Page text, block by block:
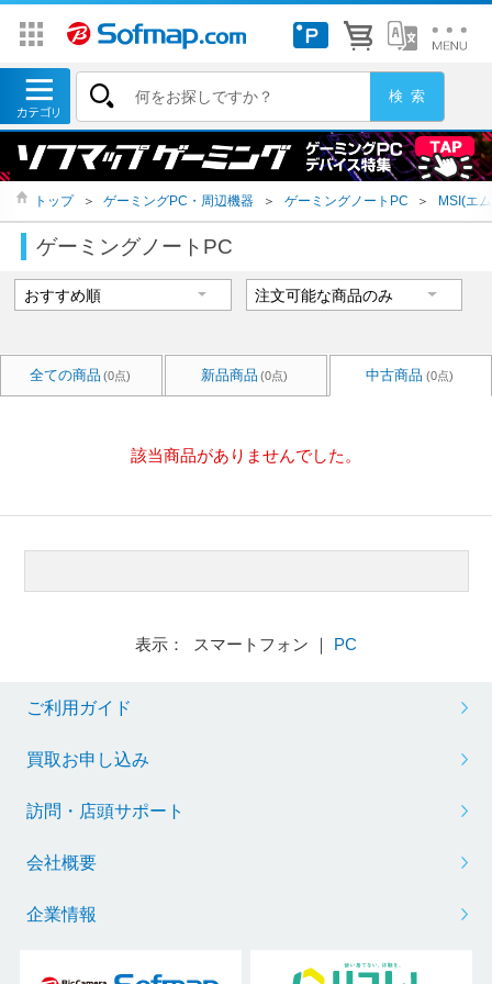
トップ ＞ ゲーミングPC・周辺機器 ＞ ゲーミングノートPC ＞ MSI(エ
ゲーミングノートPC
全ての商品 (0点) 新品商品 (0点) 中古商品 (0点)
該当商品がありませんでした。
表示： スマートフォン ｜ PC
ご利用ガイド
買取お申し込み
訪問・店頭サポート
会社概要
企業情報